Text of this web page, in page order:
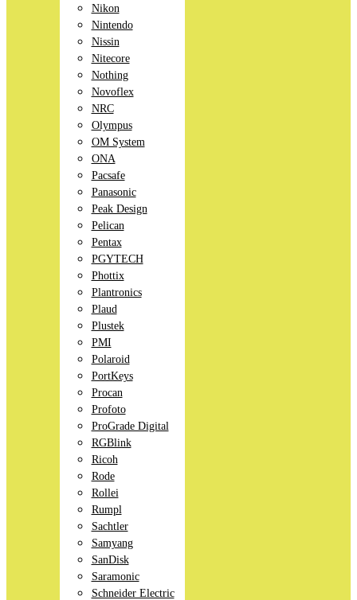
Nikon
Nintendo
Nissin
Nitecore
Nothing
Novoflex
NRC
Olympus
OM System
ONA
Pacsafe
Panasonic
Peak Design
Pelican
Pentax
PGYTECH
Phottix
Plantronics
Plaud
Plustek
PMI
Polaroid
PortKeys
Procan
Profoto
ProGrade Digital
RGBlink
Ricoh
Rode
Rollei
Rumpl
Sachtler
Samyang
SanDisk
Saramonic
Schneider Electric